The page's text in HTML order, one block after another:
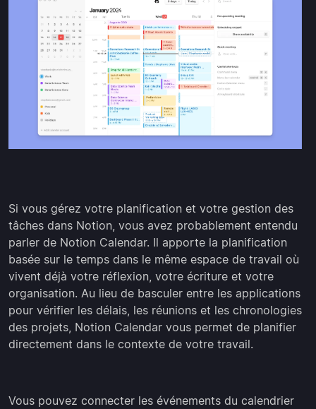
Si vous gérez votre planification et votre gestion des
tâches dans Notion, vous avez probablement entendu
parler de Notion Calendar. Il apporte la planification
basée sur le temps dans le même espace de travail où
vivent déjà votre réflexion, votre écriture et votre
organisation. Au lieu de basculer entre les applications
pour vérifier les délais, les réunions et les chronologies
des projets, Notion Calendar vous permet de planifier
directement dans le contexte de votre travail.
Vous pouvez connecter les événements du calendrier